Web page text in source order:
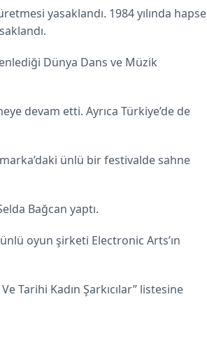
yasaklandı. 1984 yılında hapse
Dünya Dans ve Müzik
devam etti. Ayrıca Türkiye’de de
ünlü bir festivalde sahne
Bağcan yaptı.
oyun şirketi Electronic Arts’ın
Tarihi Kadın Şarkıcılar” listesine